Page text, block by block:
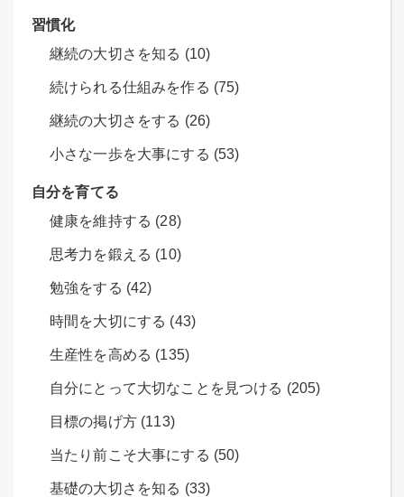
習慣化
継続の大切さを知る (10)
続けられる仕組みを作る (75)
継続の大切さをする (26)
小さな一歩を大事にする (53)
自分を育てる
健康を維持する (28)
思考力を鍛える (10)
勉強をする (42)
時間を大切にする (43)
生産性を高める (135)
自分にとって大切なことを見つける (205)
目標の掲げ方 (113)
当たり前こそ大事にする (50)
基礎の大切さを知る (33)